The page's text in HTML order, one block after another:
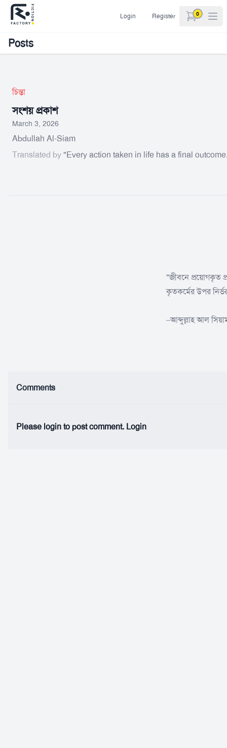
Login Register 0
items in
Posts
চিন্তা
সংশয় প্রকাশ
March 3, 2026
Abdullah Al-Siam
Translated by"Every action taken in life has a final
"জীবনে প্রয়োগকৃত
কৃতকর্মের উপর
–আব্দুল্লাহ আল
Comments
Please login to post comment. Login